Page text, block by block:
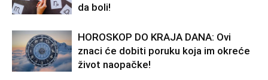
da boli!
HOROSKOP DO KRAJA DANA: Ovi
znaci će dobiti poruku koja im okreće
život naopačke!